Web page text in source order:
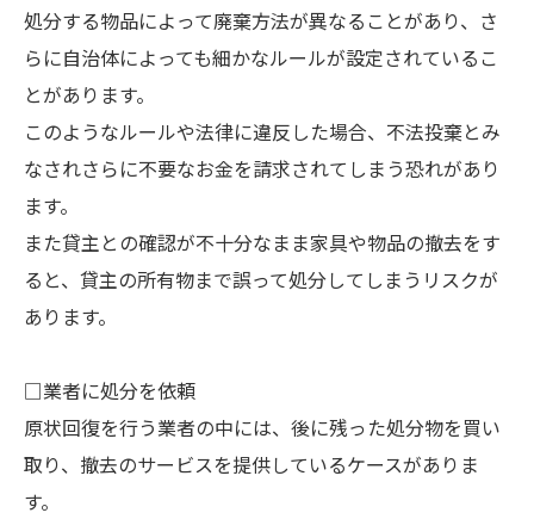
処分する物品によって廃棄方法が異なることがあり、さ
らに自治体によっても細かなルールが設定されているこ
とがあります。
このようなルールや法律に違反した場合、不法投棄とみ
なされさらに不要なお金を請求されてしまう恐れがあり
ます。
また貸主との確認が不十分なまま家具や物品の撤去をす
ると、貸主の所有物まで誤って処分してしまうリスクが
あります。
□業者に処分を依頼
原状回復を行う業者の中には、後に残った処分物を買い
取り、撤去のサービスを提供しているケースがありま
す。